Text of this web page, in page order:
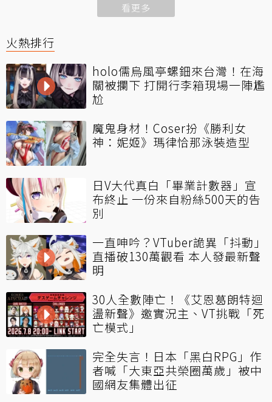
看更多
火熱排行
holo儒烏風亭螺鈿來台灣！在海
關被攔下 打開行李箱現場一陣尷
尬
魔鬼身材！Coser扮《勝利女
神：妮姬》瑪律恰那泳裝造型
日V大代真白「畢業計數器」宣
布終止 一份來自粉絲500天的告
別
一直呻吟？VTuber詭異「抖動」
直播破130萬觀看 本人發最新聲
明
30人全數陣亡！《艾恩葛朗特迴
盪新聲》邀實況主、VT挑戰「死
亡模式」
完全失言！日本「黑白RPG」作
者喊「大東亞共榮圈萬歲」被中
國網友集體出征